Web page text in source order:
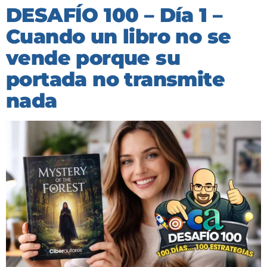
DESAFÍO 100 – Día 1 –
Cuando un libro no se
vende porque su
portada no transmite
nada